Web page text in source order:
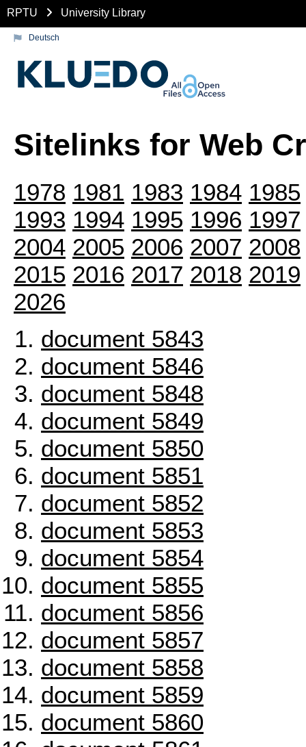
RPTU University Library
Deutsch
Sitelinks for Web
1978 1981 1983 1984 1985
1993 1994 1995 1996 1997
2004 2005 2006 2007 2008
2015 2016 2017 2018 2019
2026
document 5843
document 5846
document 5848
document 5849
document 5850
document 5851
document 5852
document 5853
document 5854
document 5855
document 5856
document 5857
document 5858
document 5859
document 5860